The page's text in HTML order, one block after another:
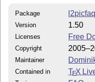
For any suggestion
Package l2picfaq
Version 1.50
Licenses Free
Copyright
Maintainer
Contained in TEX